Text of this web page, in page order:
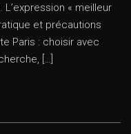
« meilleur
et précautions
Paris : choisir avec
[…]